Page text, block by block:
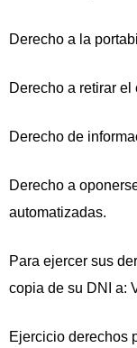
Derecho a la
Derecho a retirar
Derecho de
Derecho a
automatizadas.
Para ejercer sus
copia de su DNI a:
Ejercicio derechos